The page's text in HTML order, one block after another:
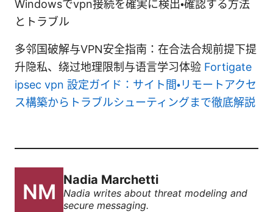
Windowsでvpn接続を確実に検出・確認する方法
とトラブル
多邻国破解与VPN安全指南：在合法合规前提下提
升隐私、绕过地理限制与语言学习体验 Fortigate
ipsec vpn 設定ガイド：サイト間・リモートアクセ
ス構築からトラブルシューティングまで徹底解説
Nadia Marchetti
Nadia writes about threat modeling and
secure messaging.